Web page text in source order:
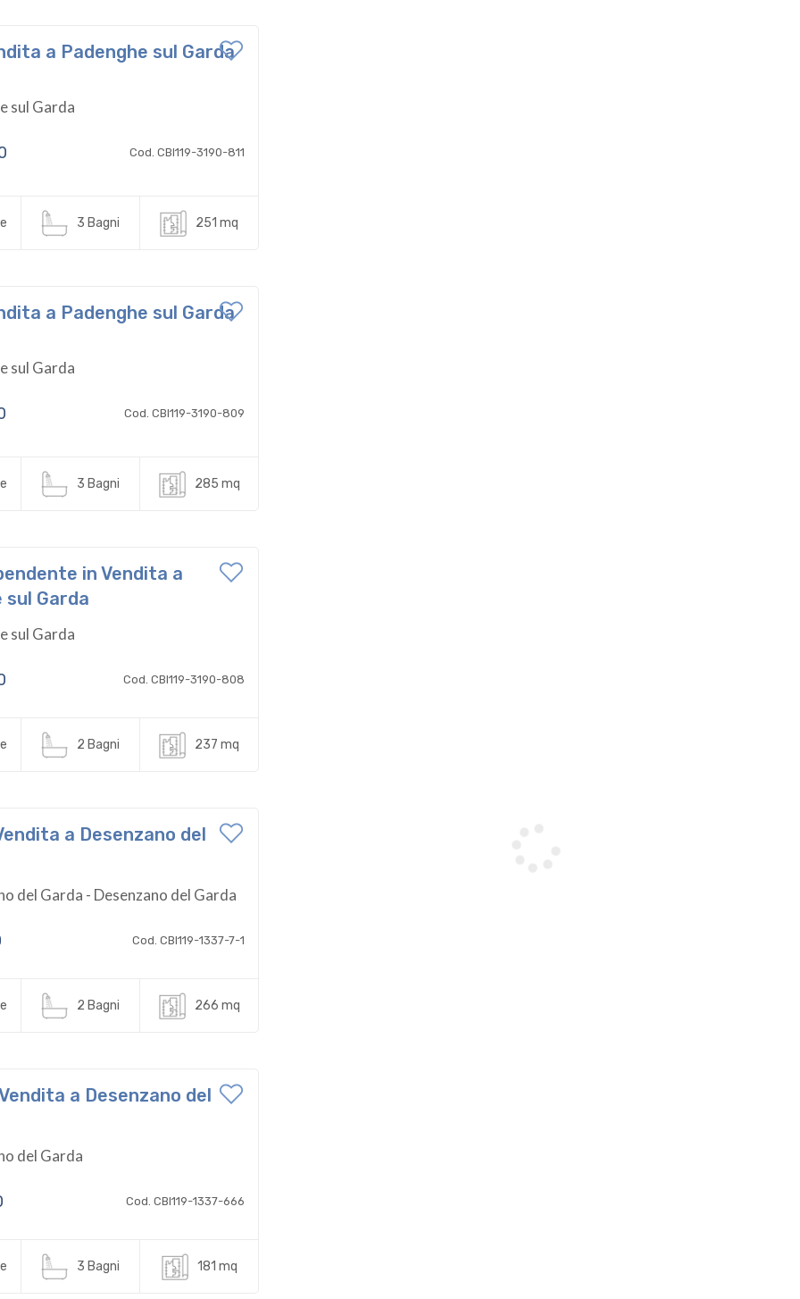
a Padenghe sul Garda
sul Garda
Cod. CBI119-3190-811
3 Bagni 251 mq
a Padenghe sul Garda
sul Garda
Cod. CBI119-3190-809
3 Bagni 285 mq
in Vendita a
sul Garda
sul Garda
Cod. CBI119-3190-808
2 Bagni 237 mq
a Desenzano del
del Garda - Desenzano del Garda
Cod. CBI119-1337-7-1
2 Bagni 266 mq
a Desenzano del
del Garda
Cod. CBI119-1337-666
3 Bagni 181 mq